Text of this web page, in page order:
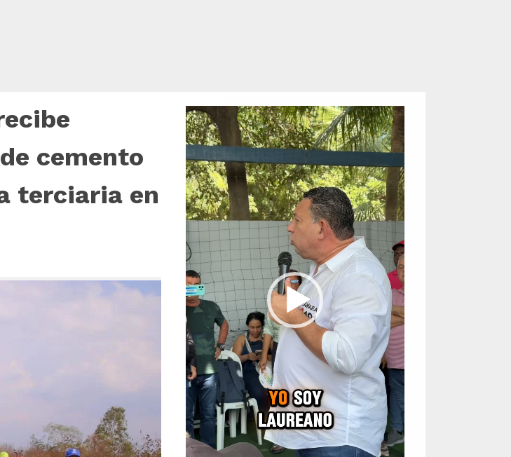
cemento
terciaria en
Reproductor
de
vídeo